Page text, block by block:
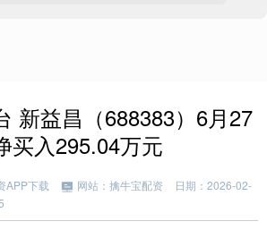
新益昌（688383）6月27
买入295.04万元
APP下载 网站：擒牛宝配资
日期：2026-02-